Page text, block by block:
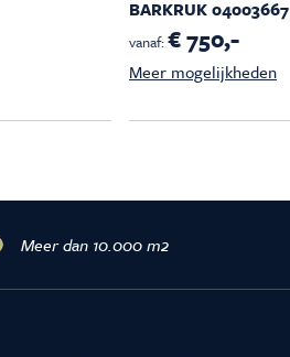
BARKRUK 04003667
vanaf:€ 750,-
Meer mogelijkheden
Meer dan 10.000 m2